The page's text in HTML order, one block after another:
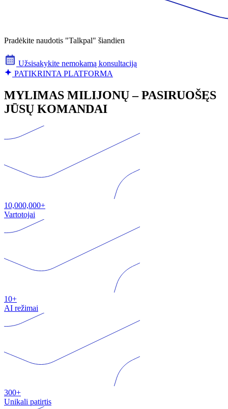
Pradėkite naudotis "Talkpal" šiandien
Užsisakykite nemokamą konsultaciją
PATIKRINTA PLATFORMA
MYLIMAS MILIJONŲ – PASIRUOŠĘS
JŪSŲ KOMANDAI
10,000,000+
Vartotojai
10+
AI režimai
300+
Unikali patirtis